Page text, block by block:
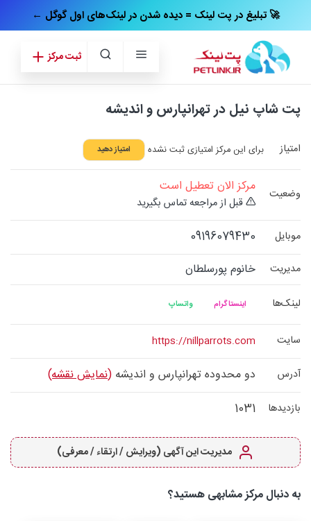
← تبلیغ در پت‌ لینک = دیده شدن در لینک‌های اول گوگل 🚀
ثبت مرکز
پت شاپ نیل در تهرانپارس و اندیشه
امتیاز برای این مرکز امتیازی ثبت نشده امتیاز دهید
وضعیت مرکز الان تعطیل است
قبل از مراجعه تماس بگیرید
موبایل
09196079430
مدیریت خانوم پورسلطان
لینک‌ها واتساپ اینستاگرام
سایت https://nillparrots.com
آدرس دو محدوده تهرانپارس و اندیشه (نمایش نقشه)
بازدیدها 1031
مدیریت این آگهی (ویرایش / ارتقاء / معرفی)
به دنبال مرکز مشابهی هستید؟